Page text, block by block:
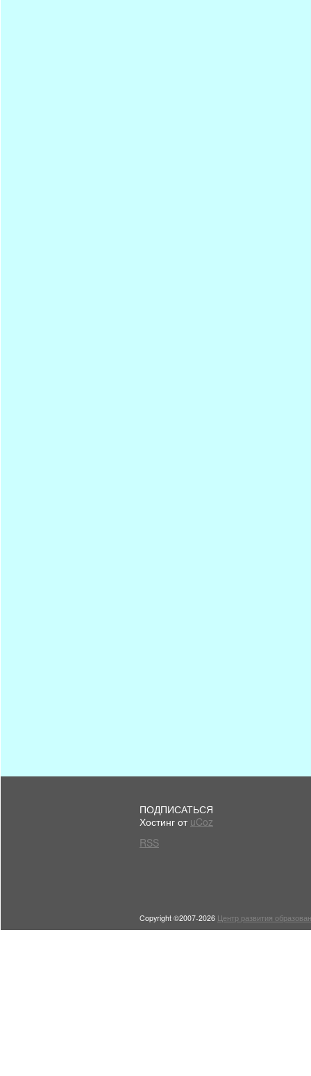
ПОДПИСАТЬСЯ
Хостинг от uCoz
RSS
Copyright ©2007-2026 Центр развития